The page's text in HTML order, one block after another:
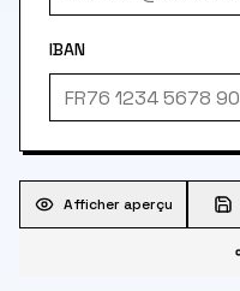
IBAN
Afficher aperçu